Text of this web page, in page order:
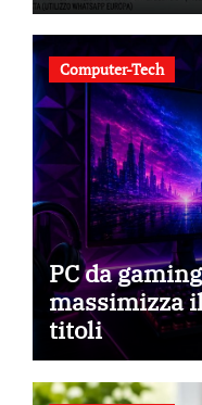
Computer-Tech
PC da
massimizza
titoli